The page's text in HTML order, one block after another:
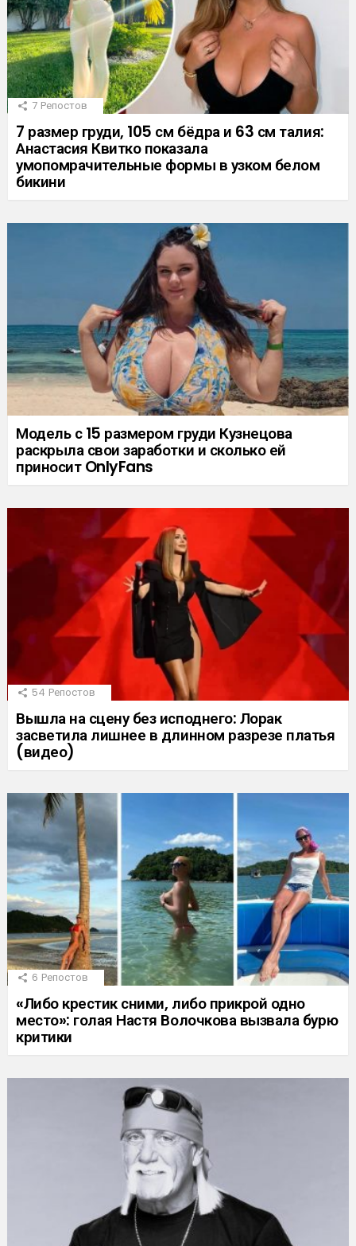
7 Репостов
7 размер груди, 105 см бёдра и 63 см талия:
Анастасия Квитко показала
умопомрачительные формы в узком белом
бикини
Модель с 15 размером груди Кузнецова
раскрыла свои заработки и сколько ей
приносит OnlyFans
54 Репостов
Вышла на сцену без исподнего: Лорак
засветила лишнее в длинном разрезе платья
(видео)
6 Репостов
«Либо крестик сними, либо прикрой одно
место»: голая Настя Волочкова вызвала бурю
критики